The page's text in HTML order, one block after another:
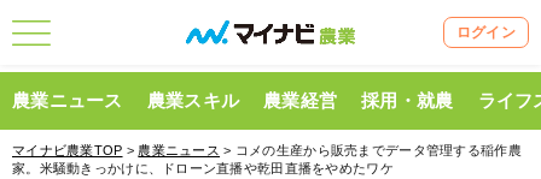
ログイン
農業ニュース 農業スキル 農業経営 採用・就農 ライフ
マイナビ農業TOP > 農業ニュース > コメの生産から販売までデータ管理する稲作農
家。米騒動きっかけに、ドローン直播や乾田直播をやめたワケ